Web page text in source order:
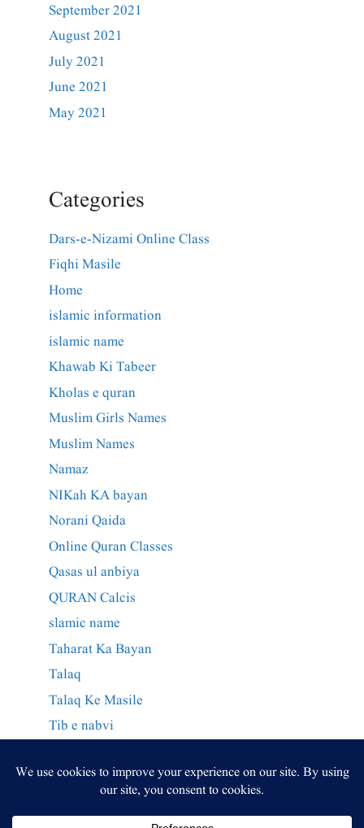
September 2021
August 2021
July 2021
June 2021
May 2021
Categories
Dars-e-Nizami Online Class
Fiqhi Masile
Home
islamic information
islamic name
Khawab Ki Tabeer
Kholas e quran
Muslim Girls Names
Muslim Names
Namaz
NIKah KA bayan
Norani Qaida
Online Quran Classes
Qasas ul anbiya
QURAN Calcis
slamic name
Taharat Ka Bayan
Talaq
Talaq Ke Masile
Tib e nabvi
وراثت کے احکام